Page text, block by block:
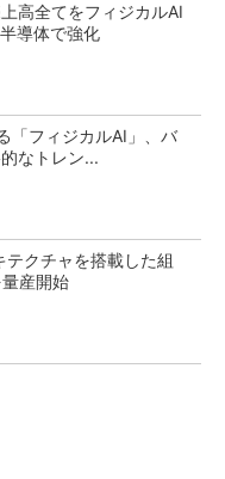
高全てをフィジカルAI
導体で強化
「フィジカルAI」、バ
なトレン...
クチャを搭載した組
産開始